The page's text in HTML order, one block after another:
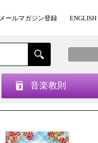
メールマガジン登録 ENGLISH
音楽教則